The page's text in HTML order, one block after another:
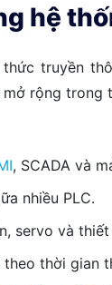
hệ
truyền
rộng trong
, SCADA và
nhiều PLC.
servo và
theo thời gian